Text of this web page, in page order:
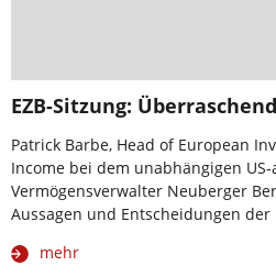
EZB-Sitzung:
Patrick Barbe, Head of European
Income bei dem unabhängigen
Vermögensverwalter Neuberger
Aussagen und Entscheidungen der
mehr